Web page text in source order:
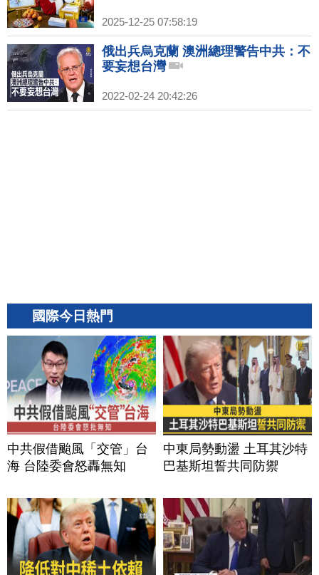
2025-12-25 07:58:19
俄出兵烏克蘭 澳洲總理警告中共：不
要妄想台灣
2022-02-24 20:42:26
國際今日熱門
中共假借颱風「交管」台
海 台陸委會怒轟無知
中東局勢動盪 土耳其沙特
巴基斯坦誓共同防禦